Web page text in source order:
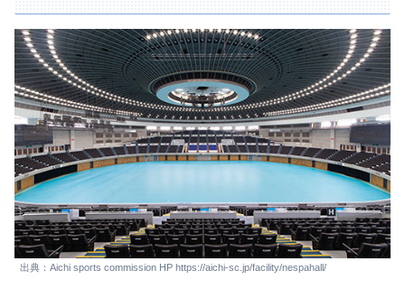
出典：Aichi sports commission HP https://aichi-sc.jp/facility/nespahall/